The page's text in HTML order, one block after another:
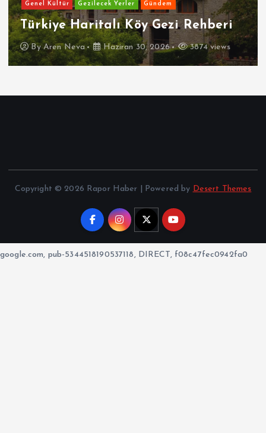
Genel Kültür Gezilecek Yerler Gündem
Türkiye Haritalı Köy Gezi Rehberi
ByAren Neva Haziran 30, 2026 3874 views
Copyright © 2026 Rapor Haber | Powered by Desert Themes
google.com, pub-5344518190537118, DIRECT, f08c47fec0942fa0